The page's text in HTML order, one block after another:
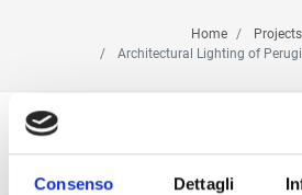
Consenso Dettagli
Home
Projects
Architectural Lighting of